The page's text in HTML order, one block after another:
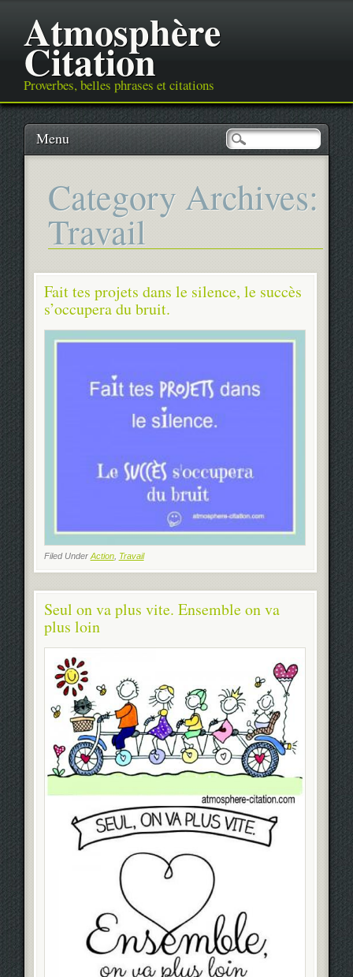
Atmosphère
Citation
Proverbes, belles phrases et citations
Main menu
SkipMenu
Category Archives:
Travail
Fait tes projets dans le silence, le succès
s’occupera du bruit.
Filed Under Action, Travail
Seul on va plus vite. Ensemble on va
plus loin